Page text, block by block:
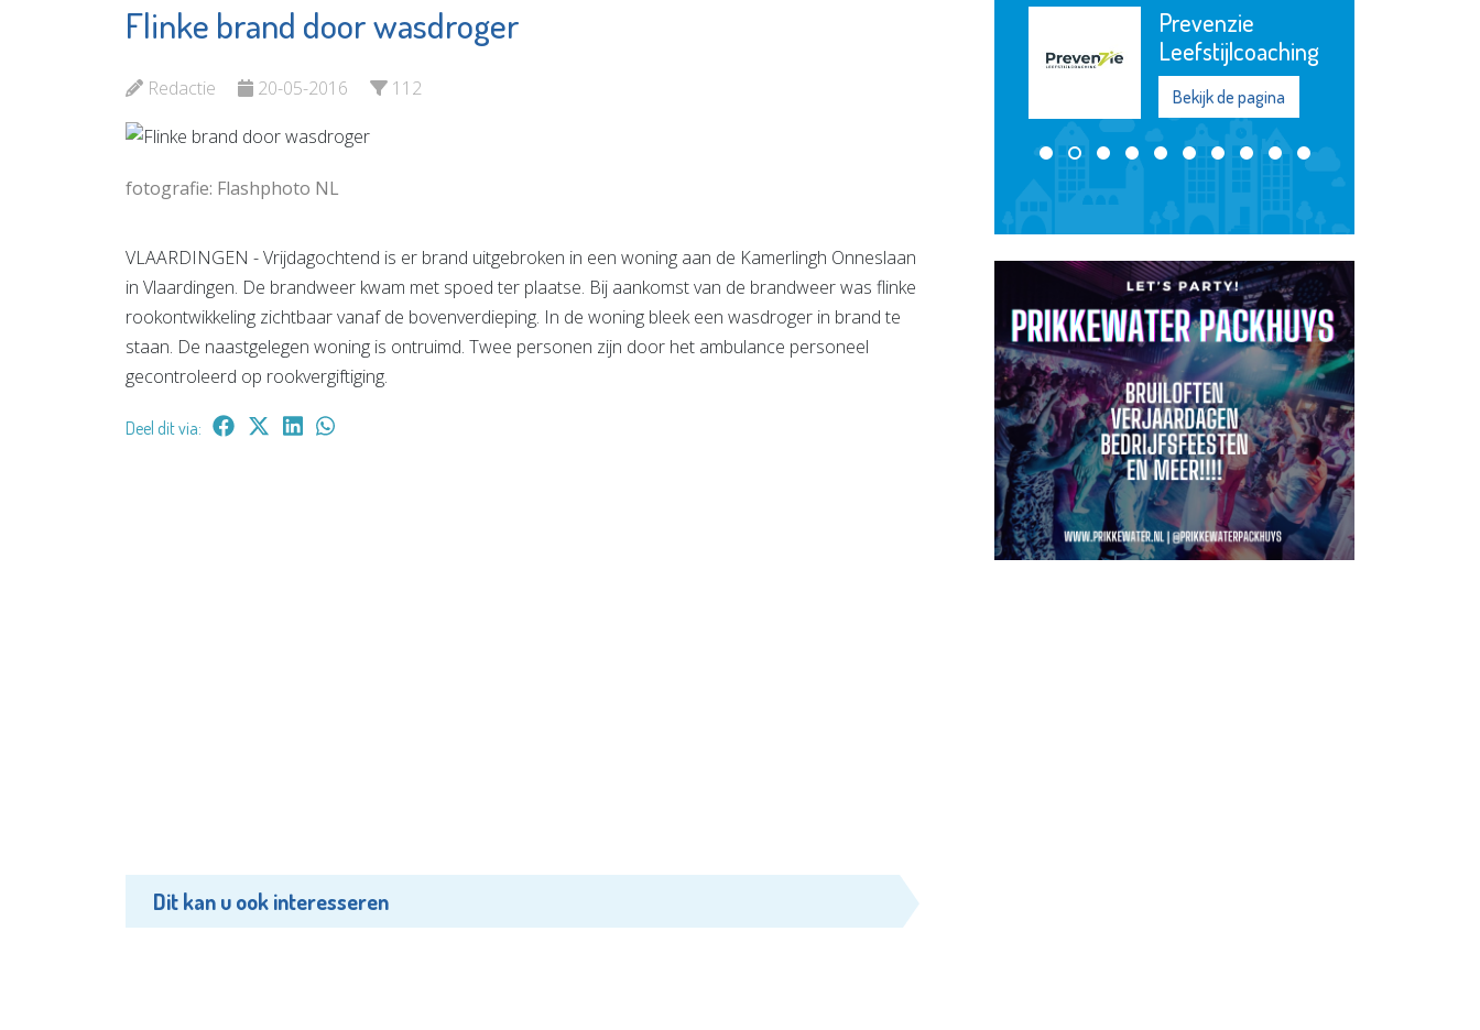
Flinke brand door wasdroger
Redactie 20-05-2016 112
fotografie: Flashphoto NL
VLAARDINGEN - Vrijdagochtend is er brand uitgebroken in een woning aan de Kamerlingh Onneslaan
in Vlaardingen. De brandweer kwam met spoed ter plaatse. Bij aankomst van de brandweer was flinke
rookontwikkeling zichtbaar vanaf de bovenverdieping. In de woning bleek een wasdroger in brand te
staan. De naastgelegen woning is ontruimd. Twee personen zijn door het ambulance personeel
gecontroleerd op rookvergiftiging.
Deel dit via:
Dit kan u ook interesseren
Bibliotheek De
Bekijk de pagina
Ariëlle van Son -
Praktijk voor
Massage,
Prevenzie
Leefstijlcoaching
Bekijk de pagina